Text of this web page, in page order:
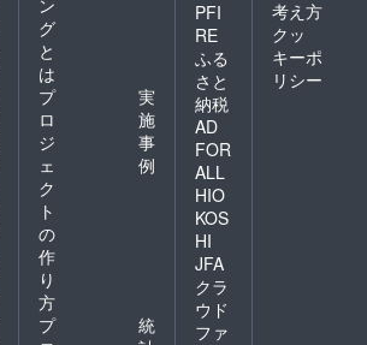
ン
グ
と
は
プ
ロ
ジ
ェ
ク
ト
の
作
り
方
実
施
事
例
プ
統
PFI
RE
ふる
さと
納税
AD
FOR
ALL
HIO
KOS
HI
JFA
クラ
ウド
ファ
考え方
クッ
キーポ
リシー